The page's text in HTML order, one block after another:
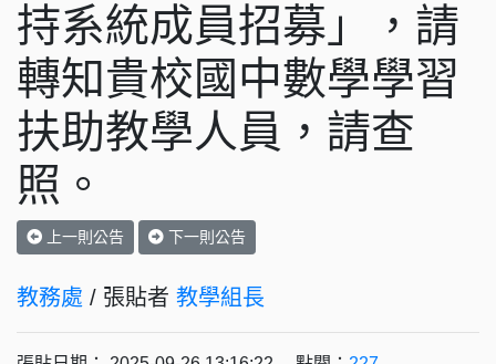
持系統成員招募」，請
轉知貴校國中數學學習
扶助教學人員，請查
照。
上一則公告 下一則公告
教務處 / 張貼者 教學組長